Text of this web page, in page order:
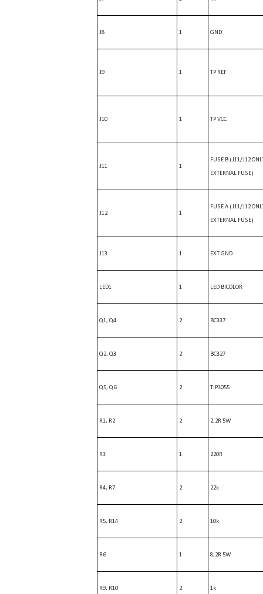
J8 1 GND
J9 1 TP REF
J10 1 TP VCC
J11 1
FUSE B (J11/J12
EXTERNAL FUSE)
J12 1
FUSE A (J11/J12
EXTERNAL FUSE)
J13 1 EXT GND
LED1 1 LED BICOLOR
Q1, Q4 2 BC337
Q2, Q3 2 BC327
Q5, Q6 2 TIP3055
R1, R2 2 2,2R 5W
R3 1 220R
R4, R7 2 22k
R5, R14 2 10k
R6 1 8,2R 5W
R9, R10 2 1k